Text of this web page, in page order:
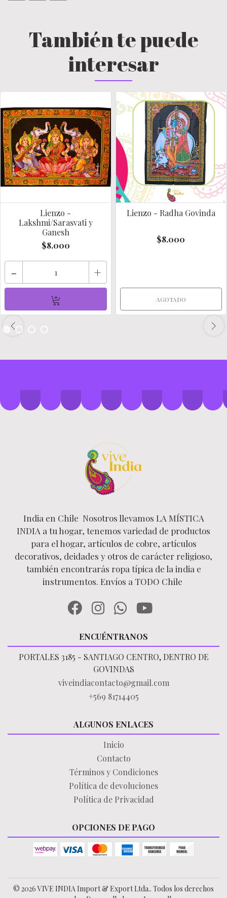
También te puede
interesar
Lienzo -
Lakshmi/Sarasvati y
Ganesh
$8.000
- +
Lienzo - Radha Govinda
$8.000
AGOTADO
India en Chile Nosotros llevamos LA MÍSTICA
INDIA a tu hogar, tenemos variedad de productos
para el hogar, artículos de cobre, artículos
decorativos, deidades y otros de carácter religioso,
también encontrarás ropa típica de la india e
instrumentos. Envíos a TODO Chile
ENCUÉNTRANOS
PORTALES 3185 - SANTIAGO CENTRO, DENTRO DE
GOVINDAS
viveindiacontacto@gmail.com
+569 81714405
ALGUNOS ENLACES
Inicio
Contacto
Términos y Condiciones
Política de devoluciones
Política de Privacidad
OPCIONES DE PAGO
© 2026 VIVE INDIA Import & Export Ltda.. Todos los derechos